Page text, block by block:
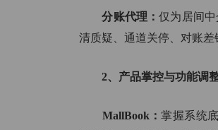
分账代理：仅为居间
清质疑、通道关停、对账差
2、产品掌控与功能调
MallBook：掌握系统